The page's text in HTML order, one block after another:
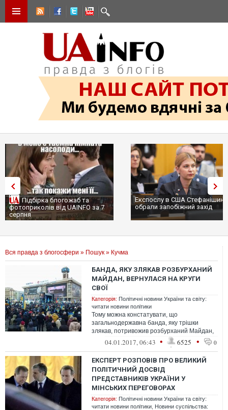
Підбірка блогожаб та
фотоприколів від UAINFO за 7
серпня
Експослу в США
обрали запобіжний захід
Вся правда з блогосфери » Пошук » Кучма
БАНДА, ЯКУ ЗЛЯКАВ РОЗБУРХАНИЙ
МАЙДАН, ВЕРНУЛАСЯ НА КРУГИ
СВОЇ
Категорія: Політичні новини України та світу:
читати новини політики
Тому можна констатувати, що
загальнодержавна банда, яку трішки
злякав, потривожив розбурханий Майдан,
вернулася на круги свої. Знову укорінився,
04.01.2017, 06:43 • 6525 • 0
ЕКСПЕРТ РОЗПОВІВ ПРО ВЕЛИКИЙ
ПОЛІТИЧНИЙ ДОСВІД
ПРЕДСТАВНИКІВ УКРАЇНИ У
МІНСЬКИХ ПЕРЕГОВОРАХ
Категорія: Політичні новини України та світу:
читати новини політики Новини суспільства: